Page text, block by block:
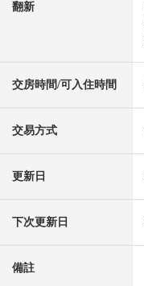
翻新
交房時間/可入住時間
交易方式
更新日
下次更新日
備註